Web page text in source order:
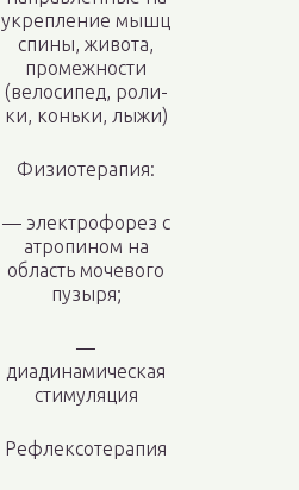
укрепление мышц
спины, живота,
промежности
(велосипед, роли­
ки, коньки, лыжи)
Физиотерапия:
— электрофорез с
атропином на
область моче­вого
пузыря;
—
диадинамическая
стимуляция
Рефлексотерапия